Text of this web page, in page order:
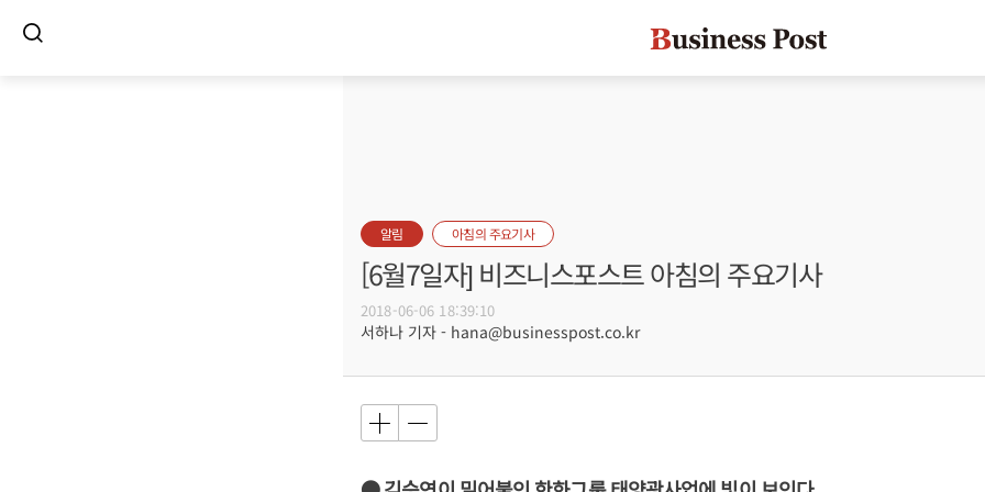
알림 아침의 주요기사
[6월7일자] 비즈니스포스트 아침의 주요기사
2018-06-06 18:39:10
서하나 기자 - hana@businesspost.co.kr